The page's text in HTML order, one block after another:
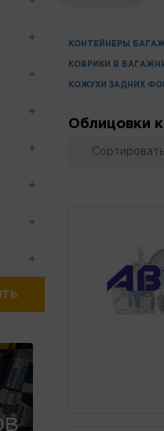
КОНТЕЙНЕРЫ
КОВРИКИ В
КОЖУХИ ЗАДНИХ
Облицовки